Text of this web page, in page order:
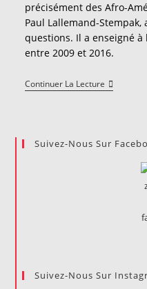
précisément des Afro-
Paul Lallemand-
questions. Il a enseigné à
entre 2009 et 2016.
Continuer La Lecture« Le
Spectre
Ressurgit
Depuis
Suivez-Nous Sur
Suivez-Nous Sur